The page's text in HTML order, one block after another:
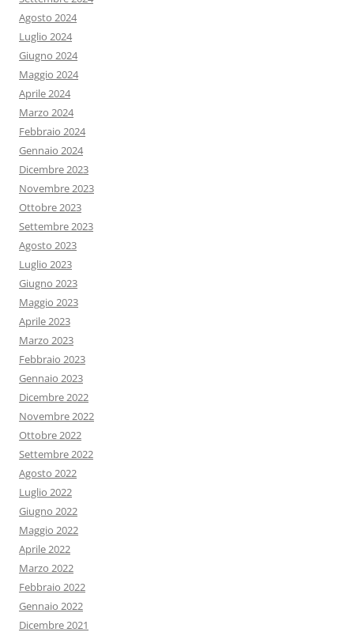
Agosto 2024
Luglio 2024
Giugno 2024
Maggio 2024
Aprile 2024
Marzo 2024
Febbraio 2024
Gennaio 2024
Dicembre 2023
Novembre 2023
Ottobre 2023
Settembre 2023
Agosto 2023
Luglio 2023
Giugno 2023
Maggio 2023
Aprile 2023
Marzo 2023
Febbraio 2023
Gennaio 2023
Dicembre 2022
Novembre 2022
Ottobre 2022
Settembre 2022
Agosto 2022
Luglio 2022
Giugno 2022
Maggio 2022
Aprile 2022
Marzo 2022
Febbraio 2022
Gennaio 2022
Dicembre 2021